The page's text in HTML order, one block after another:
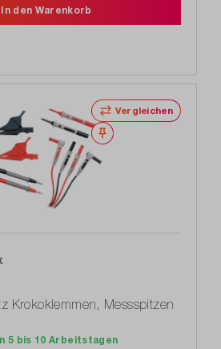
In den Warenkorb
Vergleichen
Merken
Krokoklemmen, Messspitzen
5 bis 10 Arbeitstagen